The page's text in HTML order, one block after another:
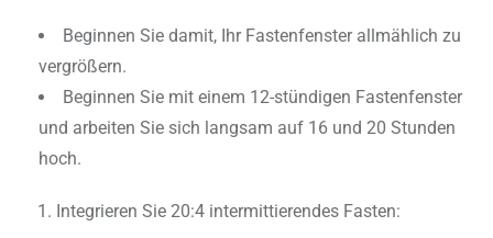
Beginnen Sie damit, Ihr Fastenfenster allmählich zu
vergrößern.
Beginnen Sie mit einem 12-stündigen Fastenfenster
und arbeiten Sie sich langsam auf 16 und 20 Stunden
hoch.
Integrieren Sie 20:4 intermittierendes Fasten: